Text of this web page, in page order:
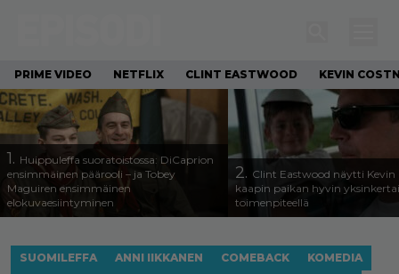
PRIME VIDEO NETFLIX CLINT EASTWOOD KEVIN
1. Huippuleffa suoratoistossa: DiCaprion
ensimmäinen päärooli – ja Tobey
Maguiren ensimmäinen
elokuvaesiintyminen
2. Clint Eastwood näytti Kevin
kaapin paikan hyvin
toimenpiteellä
SUOMILEFFA ANNI IIKKANEN COMEBACK
KOMEDIA